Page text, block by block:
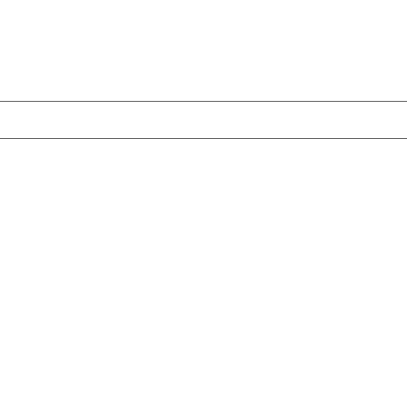
relata sobre uso de interface